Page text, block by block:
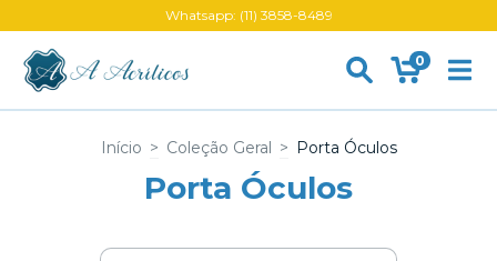
Whatsapp: (11) 3858-8489
0
Início > Coleção Geral > Porta Óculos
Porta Óculos